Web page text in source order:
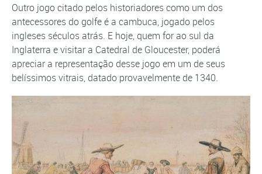
Outro jogo citado pelos historiadores como um dos
antecessores do golfe é a cambuca, jogado pelos
ingleses séculos atrás. E hoje, quem for ao sul da
Inglaterra e visitar a Catedral de Gloucester, poderá
apreciar a representação desse jogo em um de seus
belíssimos vitrais, datado provavelmente de 1340.